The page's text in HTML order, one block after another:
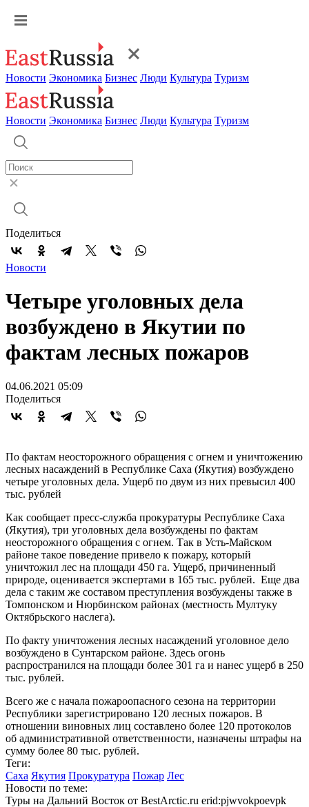
Новости Экономика Бизнес Люди Культура Туризм
Новости Экономика Бизнес Люди Культура Туризм
Поделиться
Новости
Четыре уголовных дела
возбуждено в Якутии по
фактам лесных пожаров
04.06.2021 05:09
Поделиться
По фактам неосторожного обращения с огнем и уничтожению
лесных насаждений в Республике Саха (Якутия) возбуждено
четыре уголовных дела. Ущерб по двум из них превысил 400
тыс. рублей
Как сообщает пресс-служба прокуратуры Республике Саха
(Якутия), три уголовных дела возбуждены по фактам
неосторожного обращения с огнем. Так в Усть-Майском
районе такое поведение привело к пожару, который
уничтожил лес на площади 450 га. Ущерб, причиненный
природе, оценивается экспертами в 165 тыс. рублей. Еще два
дела с таким же составом преступления возбуждены также в
Томпонском и Нюрбинском районах (местность Мултуку
Октябрьского наслега).
По факту уничтожения лесных насаждений уголовное дело
возбуждено в Сунтарском районе. Здесь огонь
распространился на площади более 301 га и нанес ущерб в 250
тыс. рублей.
Всего же с начала пожароопасного сезона на территории
Республики зарегистрировано 120 лесных пожаров. В
отношении виновных лиц составлено более 120 протоколов
об административной ответственности, назначены штрафы на
сумму более 80 тыс. рублей.
Теги:
Саха Якутия Прокуратура Пожар Лес
Новости по теме:
Туры на Дальний Восток от BestArctic.ru erid:pjwvokpoevpk